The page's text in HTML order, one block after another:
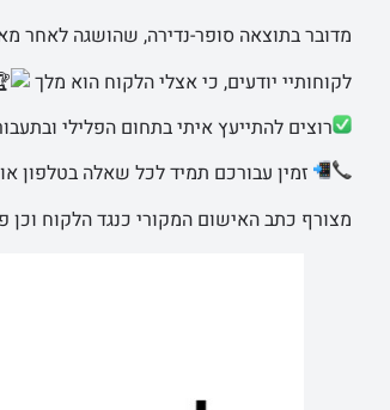
מדובר בתוצאה סופר-נדירה, שהושגה לאחר
לקוחותיי יודעים, כי אצלי הלקוח הוא מלך
רוצים להתייעץ איתי בתחום הפלילי
זמין עבורכם תמיד לכל שאלה בטלפון או
מצורף כתב האישום המקורי כנגד הלקוח וכן